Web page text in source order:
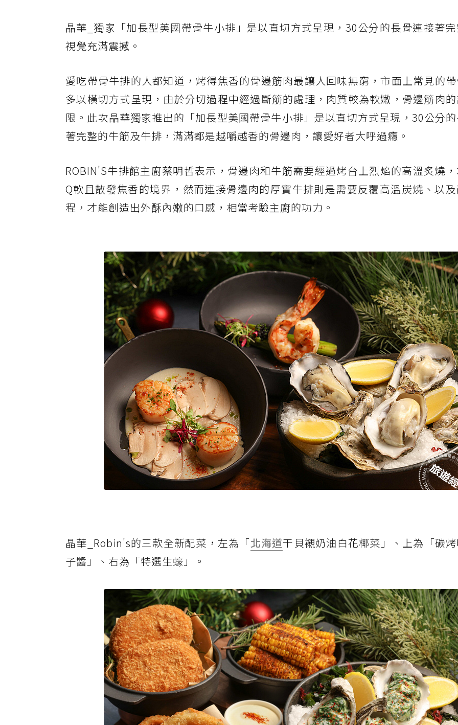
晶華_獨家「加長型美國帶骨牛小排」是以直切方式呈現，30公分的長骨連接著
視覺充滿震撼。
愛吃帶骨牛排的人都知道，烤得焦香的骨邊筋肉最讓人回味無窮，市面上常見的
多以橫切方式呈現，由於分切過程中經過斷筋的處理，肉質較為軟嫩，骨邊筋肉
限。此次晶華獨家推出的「加長型美國帶骨牛小排」是以直切方式呈現，30公分
著完整的牛筋及牛排，滿滿都是越嚼越香的骨邊肉，讓愛好者大呼過癮。
ROBIN'S牛排館主廚蔡明哲表示，骨邊肉和牛筋需要經過烤台上烈焰的高溫炙燒
Q軟且散發焦香的境界，然而連接骨邊肉的厚實牛排則是需要反覆高溫炭燒、以
程，才能創造出外酥內嫩的口感，相當考驗主廚的功力。
晶華_Robin's的三款全新配菜，左為「北海道干貝襯奶油白花椰菜」、上為「碳
子醬」、右為「特選生蠔」。